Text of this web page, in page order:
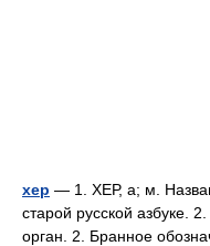
хер — 1. ХЕР, а; м.
старой русской азбуке.
орган. 2. Бранное